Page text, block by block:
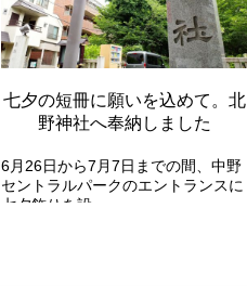
七夕の短冊に願いを込めて。北
野神社へ奉納しました
6月26日から7月7日までの間、中野
セントラルパークのエントランスに
七夕飾りを設…